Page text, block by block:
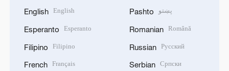
English English
Esperanto Esperanto
Filipino Filipino
French Français
Pashto پښتو
Romanian Română
Russian Русский
Serbian Српски